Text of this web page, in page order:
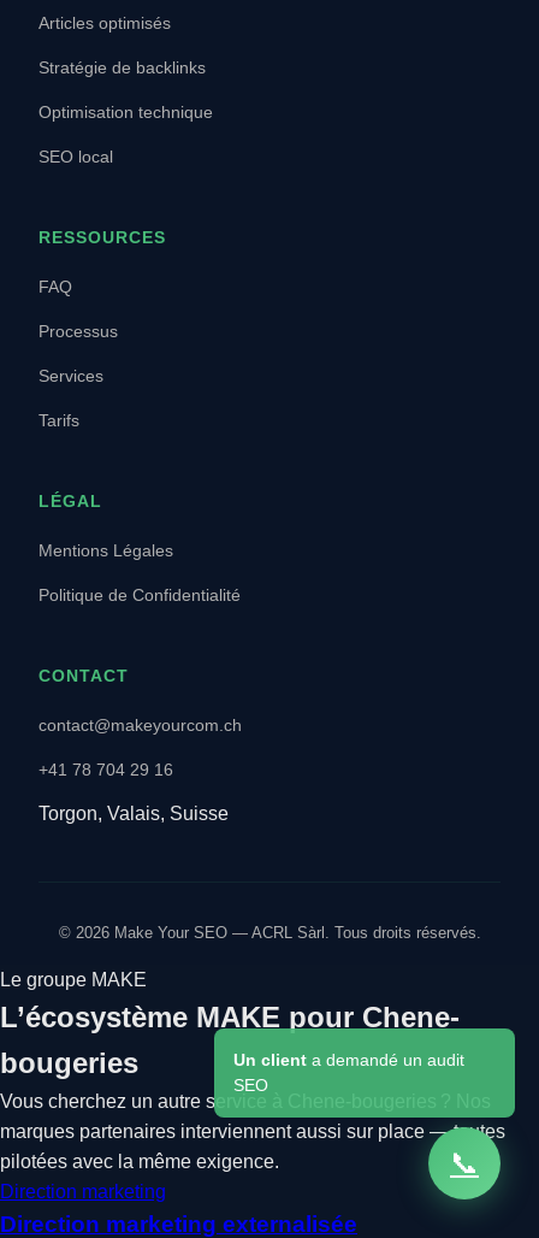
Articles optimisés
Stratégie de backlinks
Optimisation technique
SEO local
RESSOURCES
FAQ
Processus
Services
Tarifs
LÉGAL
Mentions Légales
Politique de Confidentialité
CONTACT
contact@makeyourcom.ch
+41 78 704 29 16
Torgon, Valais, Suisse
© 2026 Make Your SEO — ACRL Sàrl. Tous droits réservés.
Le groupe MAKE
L’écosystème MAKE pour Chene-
bougeries
Vous cherchez un autre service à Chene-bougeries ? Nos
marques partenaires interviennent aussi sur place — toutes
pilotées avec la même exigence.
Direction marketing
Direction marketing externalisée
📞
Un client a demandé un audit
SEO